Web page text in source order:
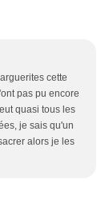
cette
pas pu encore
quasi tous les
je sais qu'un
alors je les